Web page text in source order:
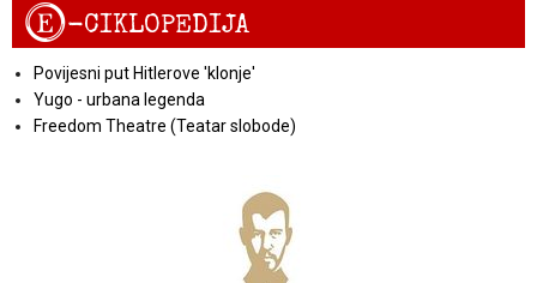
E-CIKLOPEDIJA
Povijesni put Hitlerove 'klonje'
Yugo - urbana legenda
Freedom Theatre (Teatar slobode)